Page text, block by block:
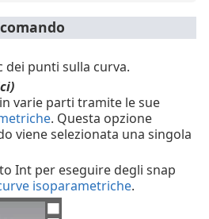
dei punti sulla curva.
varie parti tramite le sue
. Questa opzione
viene selezionata una singola
Int per eseguire degli snap
isoparametriche.